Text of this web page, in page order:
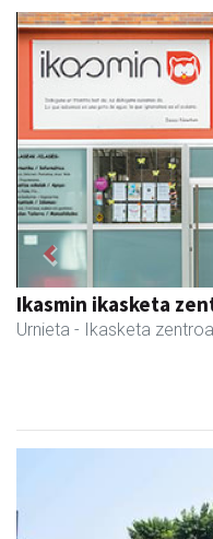
Ikasmin ikasketa
Urnieta - Ikasketa
Previous